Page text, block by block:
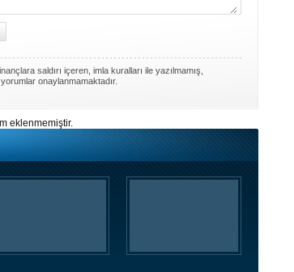
saldırı içeren, imla kuralları ile yazılmamış,
onaylanmamaktadır.
eklenmemiştir.